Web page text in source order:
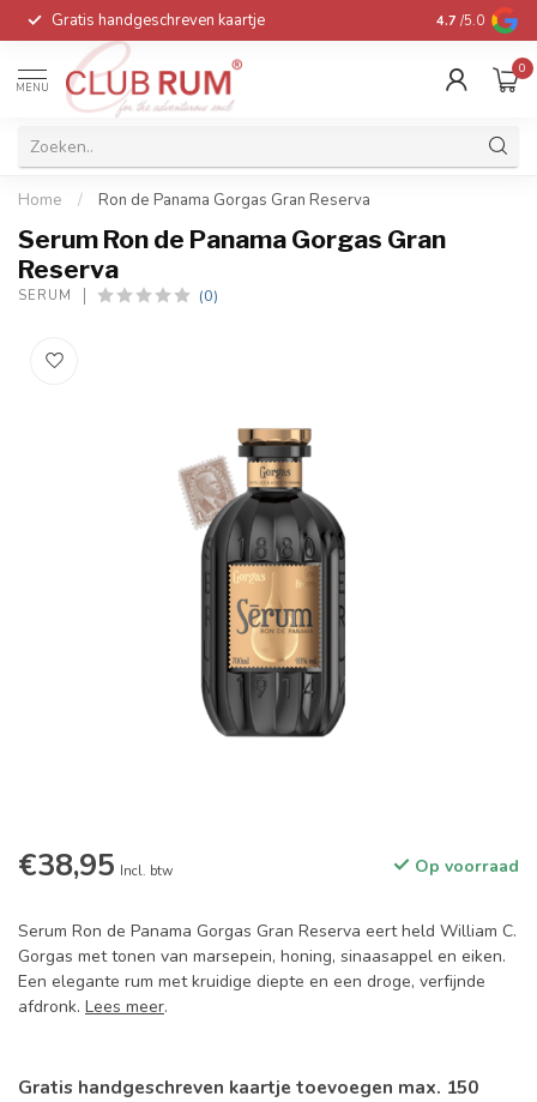
Gratis handgeschreven kaartje Voor 16:00
4.7 /5.0
MENU
0
Home / Ron de Panama Gorgas Gran Reserva
Serum Ron de Panama Gorgas Gran
Reserva
SERUM (0)
€38,95 Incl. btw Op voorraad
Serum Ron de Panama Gorgas Gran Reserva eert held William C.
Gorgas met tonen van marsepein, honing, sinaasappel en eiken.
Een elegante rum met kruidige diepte en een droge, verfijnde
afdronk. Lees meer.
Gratis handgeschreven kaartje toevoegen max. 150